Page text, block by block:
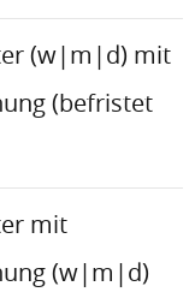
(w|m|d) mit
(befristet
mit
(w|m|d)